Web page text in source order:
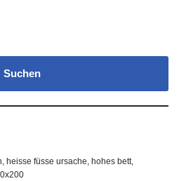
Suchen
, heisse füsse ursache, hohes bett,